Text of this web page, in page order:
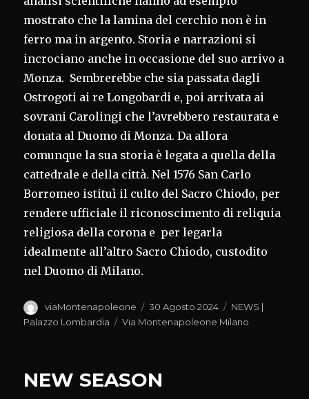
mostrato che la lamina del cerchio non è in
ferro ma in argento. Storia e narrazioni si
incrociano anche in occasione del suo arrivo a
Monza. Sembrerebbe che sia passata dagli
Ostrogoti ai re Longobardi e, poi arrivata ai
sovrani Carolingi che l’avrebbero restaurata e
donata al Duomo di Monza. Da allora
comunque la sua storia è legata a quella della
cattedrale e della città. Nel 1576 San Carlo
Borromeo istituì il culto del Sacro Chiodo, per
rendere ufficiale il riconoscimento di reliquia
religiosa della corona e per legarla
idealmente all’altro Sacro Chiodo, custodito
nel Duomo di Milano.
Autore
viaMontenapoleone
Pubblicato
il
30 Agosto 2024 Categorie
NEWS |
Palazzo Lombardia
Tag
Via Montenapoleone Milano
NEW SEASON